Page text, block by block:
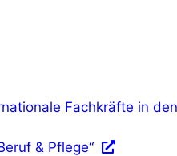
Fachkräfte in
& Pflege“